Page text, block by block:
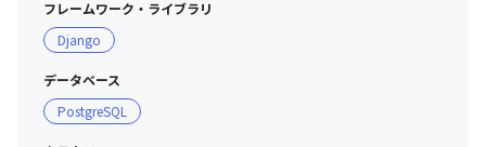
フレームワーク・ライブラリ
Django
データベース
PostgreSQL